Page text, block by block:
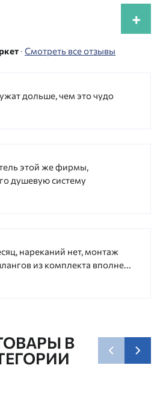
+
· Смотреть все отзывы
дольше, чем это чудо
этой же фирмы,
душевую систему
нареканий нет, монтаж
из комплекта вполне...
В